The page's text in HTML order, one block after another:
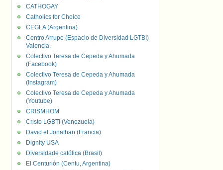
CATHOGAY
Catholics for Choice
CEGLA (Argentina)
Centro Arrupe (Espacio de Diversidad LGTBI)
Valencia.
Colectivo Teresa de Cepeda y Ahumada
(Facebook)
Colectivo Teresa de Cepeda y Ahumada
(Instagram)
Colectivo Teresa de Cepeda y Ahumada
(Youtube)
CRISMHOM
Cristo LGBTI (Venezuela)
David et Jonathan (Francia)
Dignity USA
Diversidade católica (Brasil)
El Centurión (Centu, Argentina)